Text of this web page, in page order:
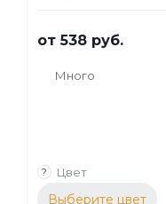
от538 руб.
Много
? Цвет
Выберите цвет